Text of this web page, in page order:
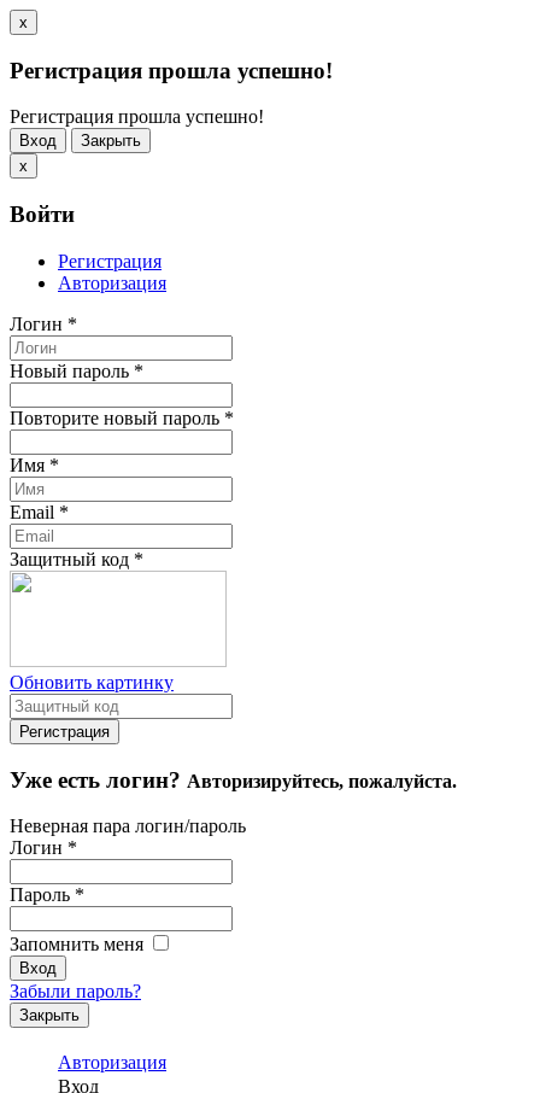
x
Регистрация прошла успешно!
Регистрация прошла успешно!
Вход
Закрыть
x
Войти
Регистрация
Авторизация
Логин *
Новый пароль *
Повторите новый пароль *
Имя *
Email *
Защитный код *
Обновить картинку
Уже есть логин? Авторизируйтесь, пожалуйста.
Неверная пара логин/пароль
Логин *
Пароль *
Запомнить меня
Забыли пароль?
Закрыть
Авторизация
Вход